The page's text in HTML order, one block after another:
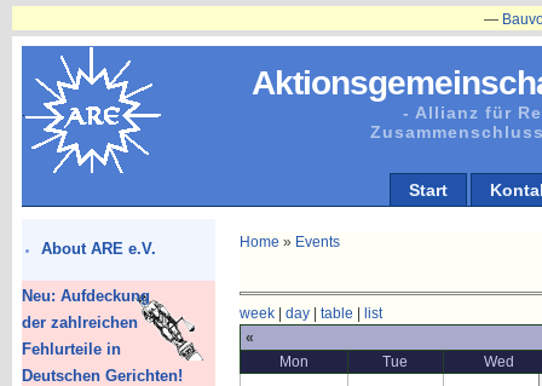
- Allianz für
Start
About ARE e.V.
Neu: Aufdeckung
der zahlreichen
Fehlurteile in
Deutschen Gerichten!
Home » Events
week| day| table
list
«
Mon
Tue Wed